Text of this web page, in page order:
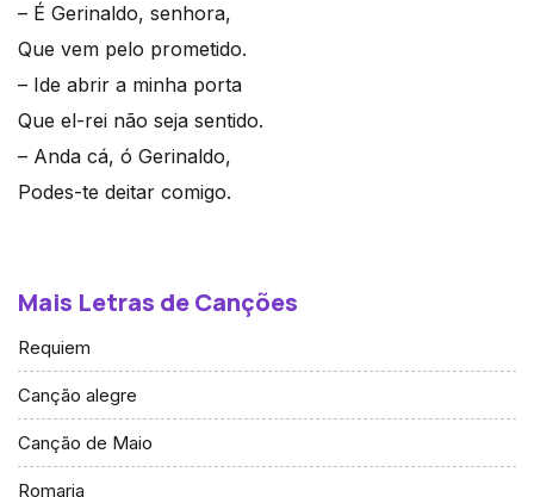
– É Gerinaldo, senhora,
Que vem pelo prometido.
– Ide abrir a minha porta
Que el-rei não seja sentido.
– Anda cá, ó Gerinaldo,
Podes-te deitar comigo.
Mais Letras de Canções
Requiem
Canção alegre
Canção de Maio
Romaria